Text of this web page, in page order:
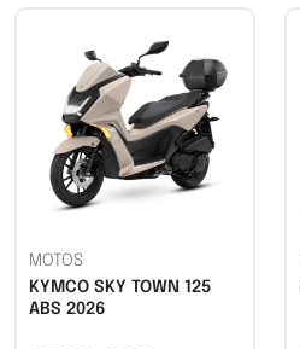
MOTOS
KYMCO SKY TOWN 125
ABS 2026